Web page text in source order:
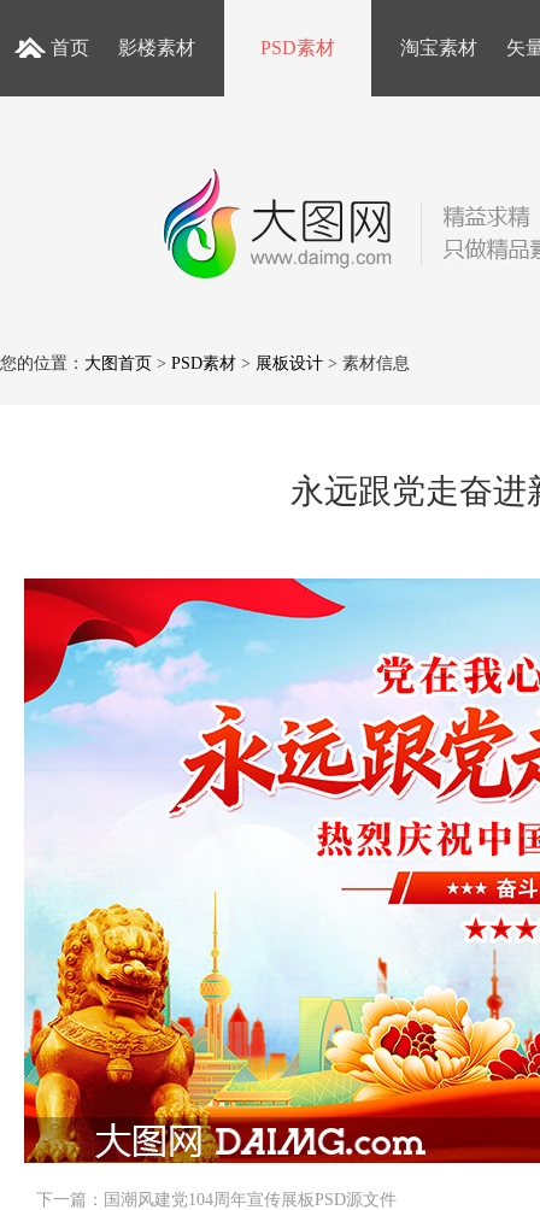
首页 影楼素材 PSD素材 淘宝素材 矢
您的位置： 大图首页 > PSD素材 > 展板设计 > 素材信息
永远跟党走奋进
下一篇： 国潮风建党104周年宣传展板PSD源文件